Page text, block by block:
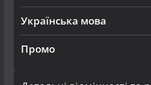
Українська мова
Промо